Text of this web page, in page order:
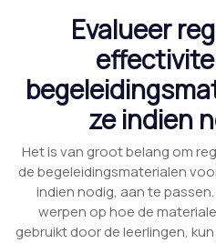
Evalueer
ze indien
Het is van groot belang om
de begeleidingsmaterialen
indien nodig, aan te
werpen op hoe de
gebruikt door de leerlingen,